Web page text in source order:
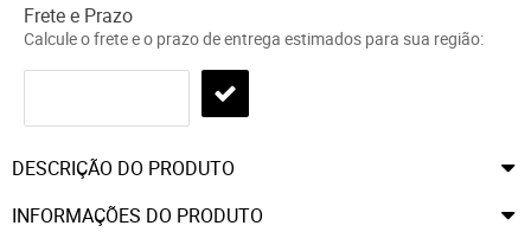
Frete e Prazo
Calcule o frete e o prazo de entrega estimados para sua região:
DESCRIÇÃO DO PRODUTO
INFORMAÇÕES DO PRODUTO